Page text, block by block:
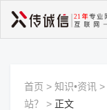
首页 > 知识•资讯 >
站？
> 正文